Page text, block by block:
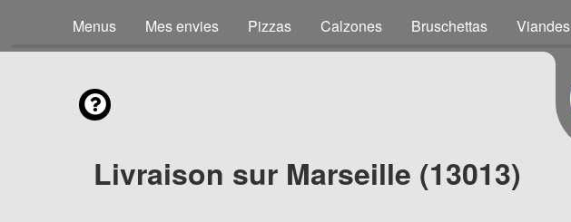
Menus Mes envies Pizzas Calzones Bruschettas Viandes
Livraison sur Marseille (13013)